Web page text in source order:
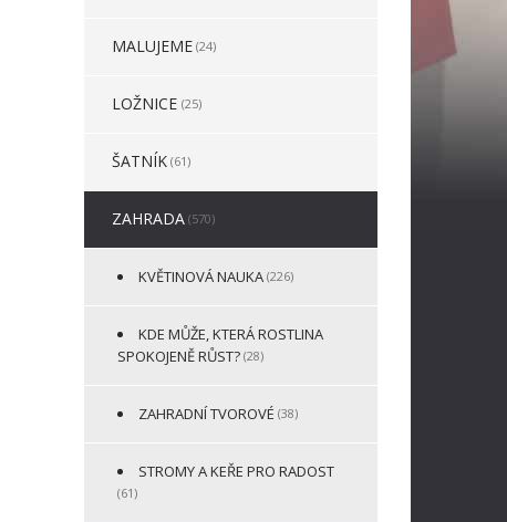
MALUJEME (24)
LOŽNICE (25)
ŠATNÍK (61)
ZAHRADA (570)
KVĚTINOVÁ NAUKA (226)
KDE MŮŽE, KTERÁ ROSTLINA
SPOKOJENĚ RŮST? (28)
ZAHRADNÍ TVOROVÉ (38)
STROMY A KEŘE PRO RADOST
(61)